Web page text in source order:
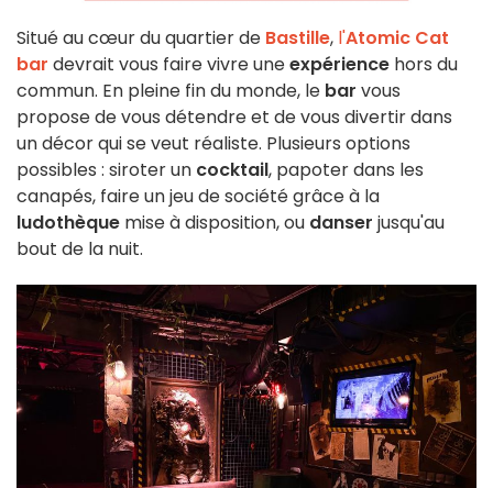
Situé au cœur du quartier de Bastille, l'Atomic Cat
bar devrait vous faire vivre uneexpérience hors du
commun. En pleine fin du monde, le bar vous
propose de vous détendre et de vous divertir dans
un décor qui se veut réaliste. Plusieurs options
possibles : siroter un cocktail, papoter dans les
canapés, faire un jeu de société grâce à la
ludothèque mise à disposition, ou danser jusqu'au
bout de la nuit.